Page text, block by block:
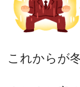
これからが